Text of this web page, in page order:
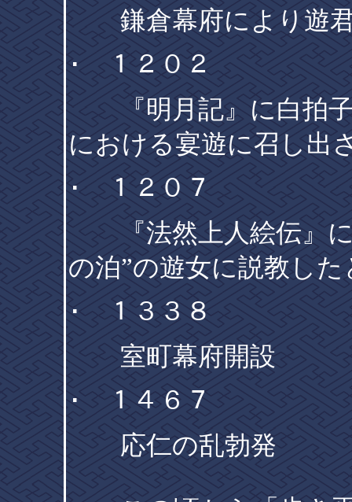
鎌倉幕府により遊君
･ １２０２
『明月記』に白拍子
における宴遊に召し出
･ １２０７
『法然上人絵伝』に
の泊”の遊女に説教し
･ １３３８
室町幕府開設
･ １４６７
応仁の乱勃発